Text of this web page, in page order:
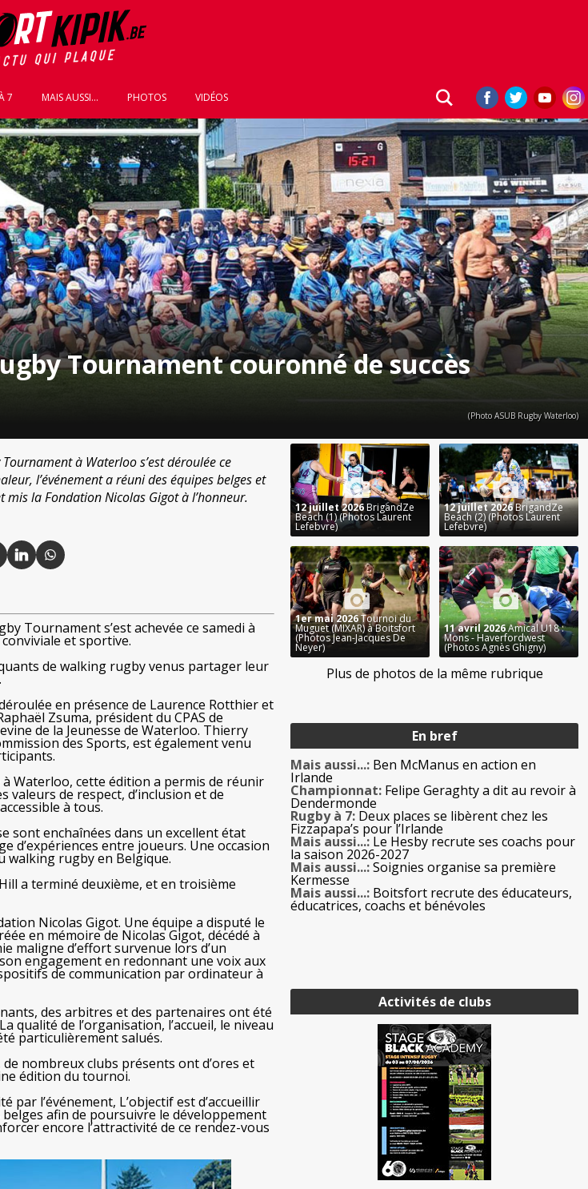
7 MAIS AUSSI... PHOTOS VIDÉOS
Tournament couronné de succès
(Photo ASUB Rugby Waterloo)
à Waterloo s’est déroulée ce
l’événement a réuni des équipes belges et
la Fondation Nicolas Gigot à l’honneur.
Tournament s’est achevée ce samedi à
et sportive.
de walking rugby venus partager leur
en présence de Laurence Rotthier et
Zsuma, président du CPAS de
de la Jeunesse de Waterloo. Thierry
des Sports, est également venu
Waterloo, cette édition a permis de réunir
de respect, d’inclusion et de
à tous.
sont enchaînées dans un excellent état
d’expériences entre joueurs. Une occasion
walking rugby en Belgique.
a terminé deuxième, et en troisième
Nicolas Gigot. Une équipe a disputé le
en mémoire de Nicolas Gigot, décédé à
maligne d’effort survenue lors d’un
engagement en redonnant une voix aux
de communication par ordinateur à
des arbitres et des partenaires ont été
qualité de l’organisation, l’accueil, le niveau
particulièrement salués.
nombreux clubs présents ont d’ores et
édition du tournoi.
par l’événement, L’objectif est d’accueillir
afin de poursuivre le développement
encore l’attractivité de ce rendez-vous
En bref
Mais aussi...: Ben McManus en action en
Irlande
Championnat: Felipe Geraghty a dit au revoir à
Dendermonde
Rugby à 7: Deux places se libèrent chez les
Fizzapapa’s pour l’Irlande
Mais aussi...: Le Hesby recrute ses coachs pour
la saison 2026-2027
Mais aussi...:Soignies organise sa première
Kermesse
Mais aussi...: Boitsfort recrute des éducateurs,
éducatrices, coachs et bénévoles
Activités de clubs
12 juillet 2026BrigandZe
Beach (1) (Photos Laurent
Lefebvre)
12 juillet 2026BrigandZe
Beach (2) (Photos Laurent
Lefebvre)
1er mai 2026Tournoi du
Muguet (MIXAR) à Boitsfort
(Photos Jean-Jacques De
Neyer)
11 avril 2026Amical U18 :
Mons - Haverfordwest
(Photos Agnès Ghigny)
Plus de photos de la même rubrique